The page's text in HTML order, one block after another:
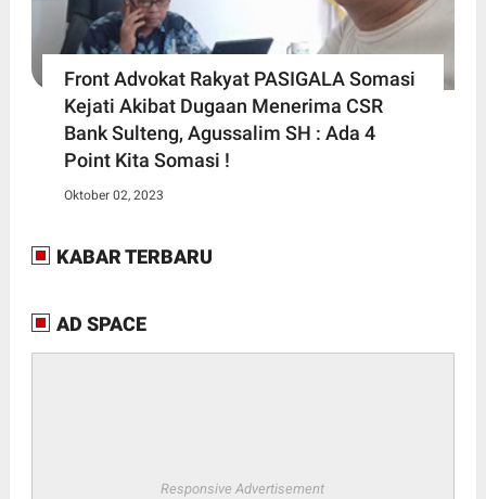
Front Advokat Rakyat PASIGALA Somasi
Kejati Akibat Dugaan Menerima CSR
Bank Sulteng, Agussalim SH : Ada 4
Point Kita Somasi !
Oktober 02, 2023
KABAR TERBARU
AD SPACE
Responsive Advertisement